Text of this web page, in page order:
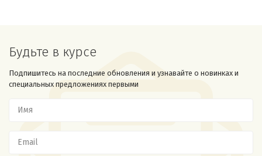
Будьте в курсе
Подпишитесь на последние обновления и узнавайте о новинках и
специальных предложениях первыми